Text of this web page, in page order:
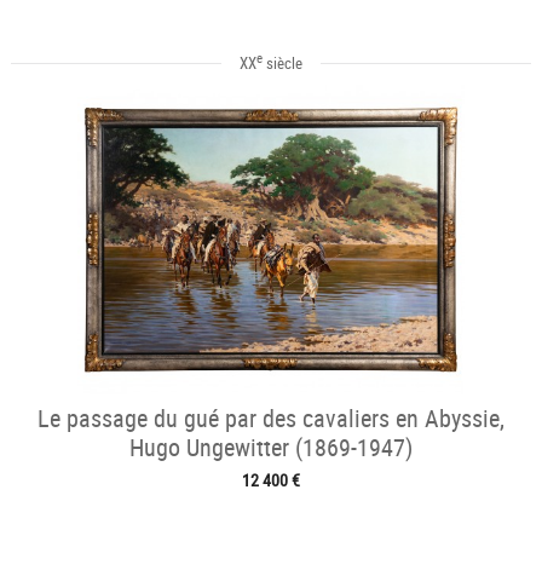
XXesiècle
Le passage du gué par des cavaliers en Abyssie,
Hugo Ungewitter (1869-1947)
12 400 €